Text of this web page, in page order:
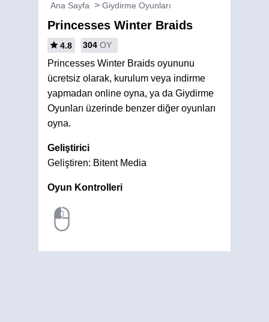
Ana Sayfa Giydirme Oyunları
Princesses Winter Braids
4.8 304 OY
Princesses Winter Braids oyununu
ücretsiz olarak, kurulum veya indirme
yapmadan online oyna, ya da Giydirme
Oyunları üzerinde benzer diğer oyunları
oyna.
Geliştirici
Geliştiren: Bitent Media
Oyun Kontrolleri